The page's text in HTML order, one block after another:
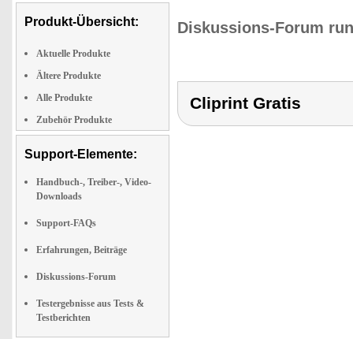
Produkt-Übersicht:
Aktuelle Produkte
Ältere Produkte
Alle Produkte
Zubehör Produkte
Support-Elemente:
Handbuch-, Treiber-, Video-
Downloads
Support-FAQs
Erfahrungen, Beiträge
Diskussions-Forum
Testergebnisse aus Tests &
Testberichten
Diskussions-Forum
Cliprint Gratis